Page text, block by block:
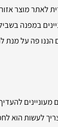
לאתר מוצר
במפנה
הננו פה על
להעדיף
לעשות הוא